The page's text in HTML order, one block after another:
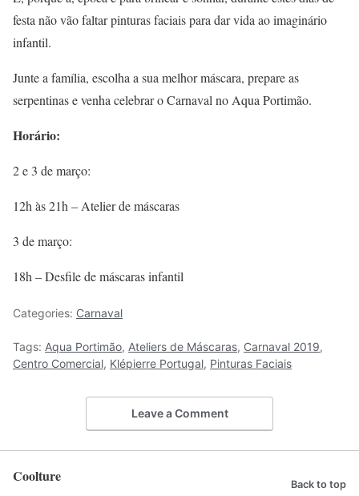
festa não vão faltar pinturas faciais para dar vida ao imaginário
infantil.
Junte a família, escolha a sua melhor máscara, prepare as
serpentinas e venha celebrar o Carnaval no Aqua Portimão.
Horário:
2 e 3 de março:
12h às 21h – Atelier de máscaras
3 de março:
18h – Desfile de máscaras infantil
Categories: Carnaval
Tags: Aqua Portimão, Ateliers de Máscaras, Carnaval 2019,
Centro Comercial, Klépierre Portugal, Pinturas Faciais
Leave a Comment
Coolture Back to top